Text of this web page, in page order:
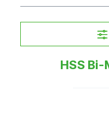
HSS Bi-